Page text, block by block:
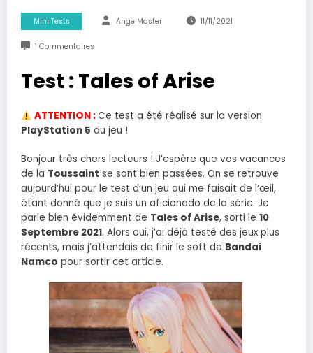
Mini Tests AngelMaster 11/11/2021
1 Commentaires
Test : Tales of Arise
ATTENTION :Ce test a été réalisé sur la version
PlayStation 5 du jeu !
Bonjour très chers lecteurs ! J’espère que vos vacances
de la Toussaint se sont bien passées. On se retrouve
aujourd’hui pour le test d’un jeu qui me faisait de l’œil,
étant donné que je suis un aficionado de la série. Je
parle bien évidemment de Tales of Arise, sorti le 10
Septembre 2021. Alors oui, j’ai déjà testé des jeux plus
récents, mais j’attendais de finir le soft de Bandai
Namco pour sortir cet article.